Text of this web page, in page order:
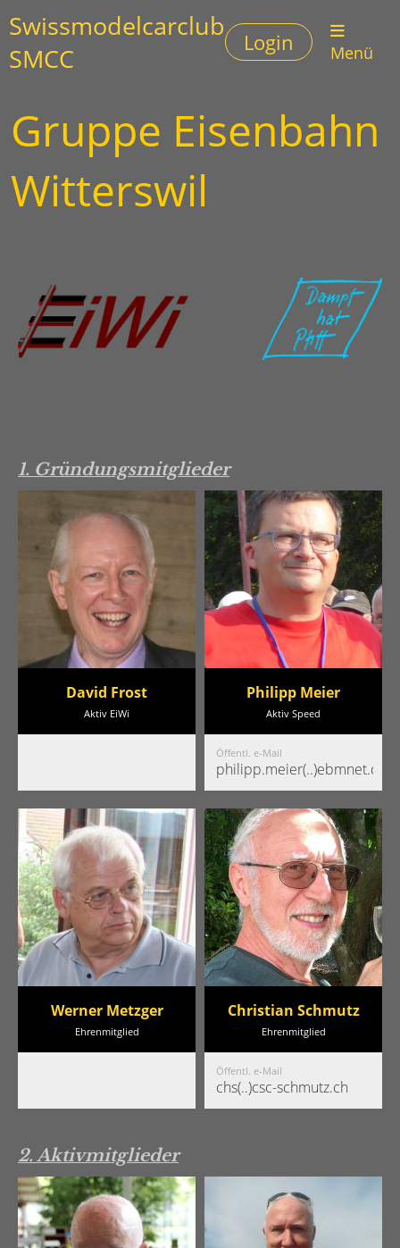
Swissmodelcarclub
SMCC
Login Menü
Gruppe Eisenbahn
Witterswil
1. Gründungsmitglieder
David Frost
Aktiv EiWi
Philipp Meier
Aktiv Speed
Öffentl. e-Mail
philipp.meier(..)ebmnet.ch
Werner Metzger
Ehrenmitglied
Christian Schmutz
Ehrenmitglied
Öffentl. e-Mail
chs(..)csc-schmutz.ch
2. Aktivmitglieder